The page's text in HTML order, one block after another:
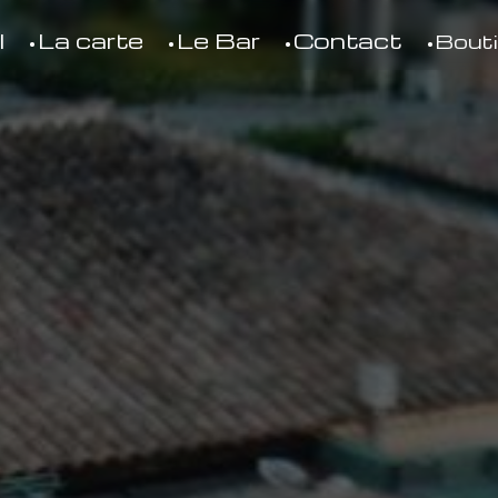
La carte Le Bar Contact